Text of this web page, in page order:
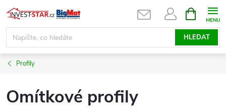
Přejít
na
obsah
HLEDAT
NÁKUPNÍ
KOŠÍK
Profily
Omítkové profily